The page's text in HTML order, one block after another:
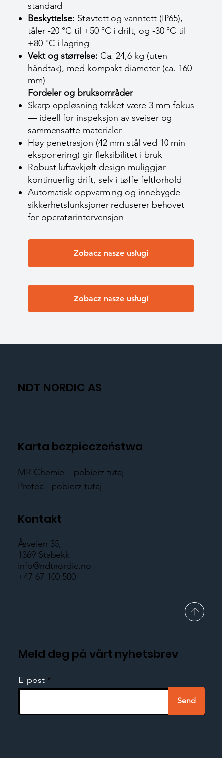
standard
Beskyttelse: Støvtett og vanntett (IP65),
tåler -20 °C til +50 °C i drift, og -30 °C til
+80 °C i lagring
Vekt og størrelse: Ca. 24,6 kg (uten
håndtak), med kompakt diameter (ca. 160
mm)
Fordeler og bruksområder
Skarp oppløsning takket være 3 mm fokus
— ideell for inspeksjon av sveiser og
sammensatte materialer
Høy penetrasjon (42 mm stål ved 10 min
eksponering) gir fleksibilitet i bruk
Robust luftavkjølt design muliggjør
kontinuerlig drift, selv i tøffe feltforhold
Automatisk oppvarming og innebygde
sikkerhetsfunksjoner reduserer behovet
for operatørintervensjon
Zobacz nasze usługi
Zobacz nasze usługi
NDT NORDIC AS
Karta bezpieczeństwa
MR Chemie – pobierz tutaj
Protea - pobierz tutaj
Kontakt
Åsveien 35,
1369 Stabekk
info@ndtnordic.no
+47 67 100 500
Meld deg på vårt nyhetsbrev
E-post
Send